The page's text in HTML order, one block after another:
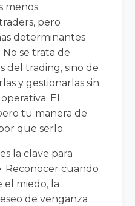
menos
pero
determinantes
se trata de
del trading, sino de
y gestionarlas sin
El
tu manera de
que serlo.
la clave para
Reconocer cuando
el miedo, la
de venganza